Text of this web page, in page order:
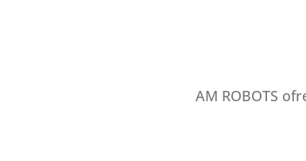
AM ROBOTS